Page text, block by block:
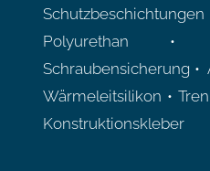
Polyurethan •
Schraubensicherung •
Wärmeleitsilikon •
Konstruktionskleber